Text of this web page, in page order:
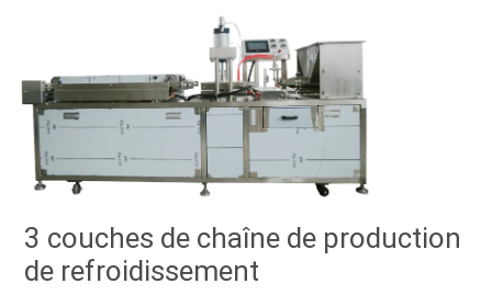
3 couches de chaîne de production
de refroidissement